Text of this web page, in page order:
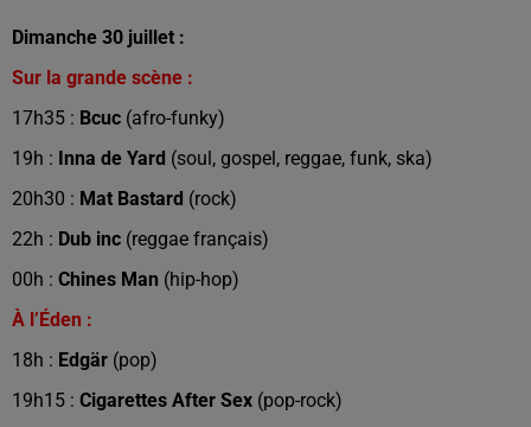
Dimanche 30 juillet :
Sur la grande scène :
17h35 : Bcuc (afro-funky)
19h : Inna de Yard (soul, gospel, reggae, funk, ska)
20h30 : Mat Bastard (rock)
22h : Dub inc (reggae français)
00h : Chines Man (hip-hop)
À l’Éden :
18h : Edgär (pop)
19h15 : Cigarettes After Sex (pop-rock)